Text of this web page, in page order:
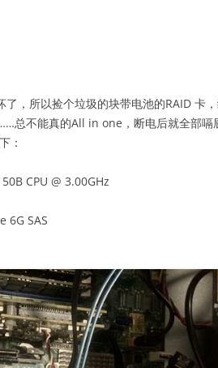
，所以捡个垃圾的块带电池的RAID 卡
总不能真的All in one，断电后就全部嗝
：
CPU @ 3.00GHz
6G SAS